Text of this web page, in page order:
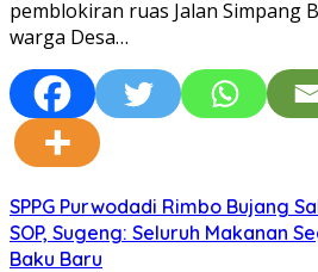
pemblokiran ruas Jalan Simpang
warga Desa…
SPPG Purwodadi Rimbo Bujang
SOP, Sugeng: Seluruh Makanan
Baku Baru